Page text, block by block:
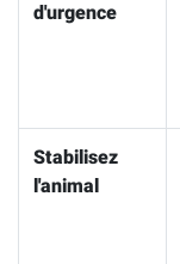
d'urgence
Stabilisez
l'animal